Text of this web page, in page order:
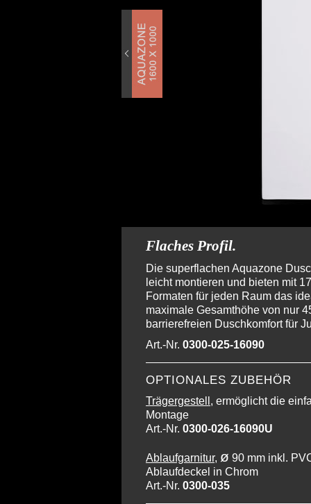
Flaches Profil.
Die superflachen Aquazone
leicht montieren und bieten mit
Formaten für jeden Raum das
maximale Gesamthöhe von nur
barrierefreien Duschkomfort für
Art.-Nr. 0300-025-16090
OPTIONALES ZUBEHÖR
Trägergestell , ermöglicht die
Montage
Art.-Nr. 0300-026-16090U
Ablaufgarnitur, ø 90 mm inkl.
Ablaufdeckel in Chrom
Art.-Nr. 0300-035